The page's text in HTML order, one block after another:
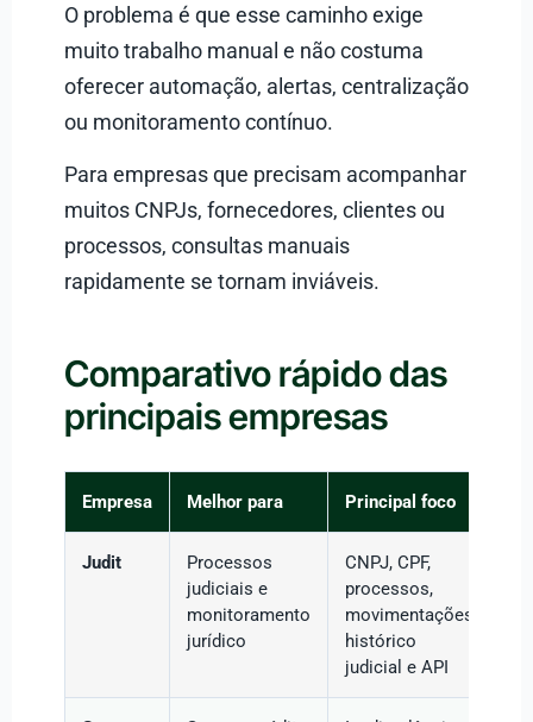
O problema é que esse caminho exige
muito trabalho manual e não costuma
oferecer automação, alertas, centralização
ou monitoramento contínuo.
Para empresas que precisam acompanhar
muitos CNPJs, fornecedores, clientes ou
processos, consultas manuais
rapidamente se tornam inviáveis.
Comparativo rápido das
principais empresas
Empresa Melhor para Principal foco
Judit
Processos
judiciais e
monitoramento
jurídico
CNPJ, CPF,
processos,
movimentações,
histórico
judicial e API